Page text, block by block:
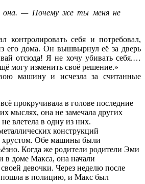
она. — Почему же ты меня не
контролировать себя и потребовал,
его дома. Он вышвырнул её за дверь
отсюда! Я не хочу убивать себя.…
могу изменить своё решение.»
машину и исчезла за считанные
прокручивала в голове последние
мыслях, она не замечала других
влетела в одну из них.
конструкций
хрустом. Обе машины были
Когда же родители родители Эми
в доме Макса, она начали
девочки. Через неделю после
пошла в полицию, и Макс был